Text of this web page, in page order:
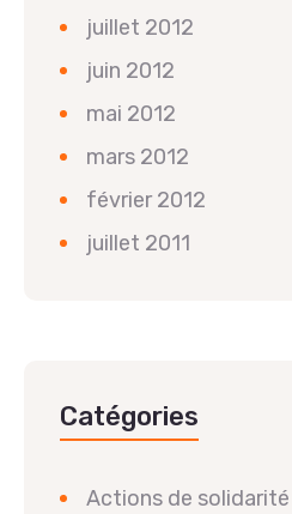
juillet 2012
juin 2012
mai 2012
mars 2012
février 2012
juillet 2011
Catégories
Actions de solidarité